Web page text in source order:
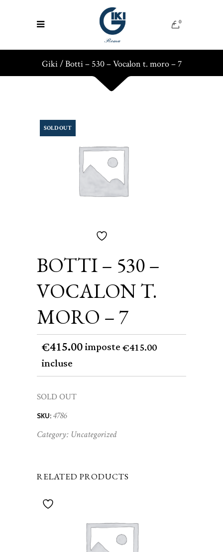
0
Giki/Botti – 530 – Vocalon t. moro – 7
SOLD OUT
BOTTI – 530 –
VOCALON T.
MORO – 7
€415.00imposte€415.00
incluse
SOLD OUT
SKU: 4786
Category: Uncategorized
RELATED PRODUCTS